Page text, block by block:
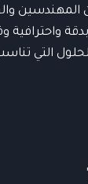
واحترافية
التي